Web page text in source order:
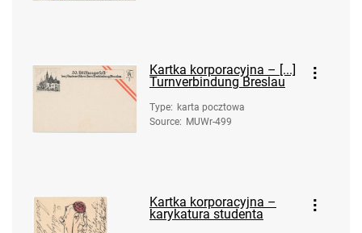
Kartka korporacyjna – [...]
Turnverbindung Breslau
Type: karta pocztowa
Source: MUWr-499
Kartka korporacyjna –
karykatura studenta